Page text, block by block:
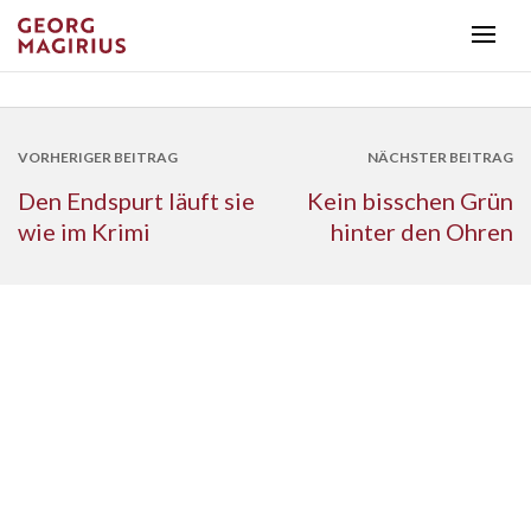
VORHERIGER BEITRAG
Den Endspurt läuft sie
wie im Krimi
NÄCHSTER BEITRAG
Kein bisschen Grün
hinter den Ohren